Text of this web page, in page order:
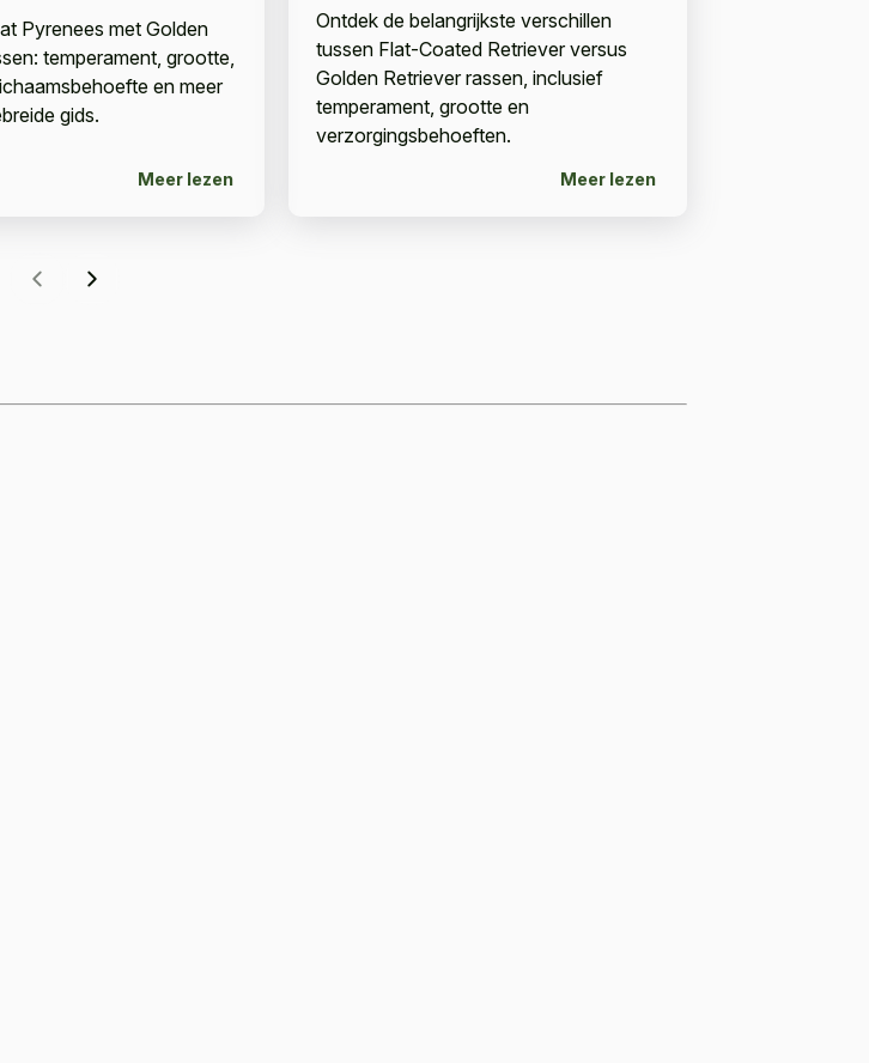
Pyrenees met Golden
temperament, grootte,
en meer
gids.
Meer lezen
Ontdek de belangrijkste verschillen
tussen Flat-Coated Retriever versus
Golden Retriever rassen, inclusief
temperament, grootte en
verzorgingsbehoeften.
Meer lezen